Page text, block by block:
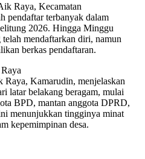
Raya, Kecamatan
pendaftar terbanyak dalam
2026. Hingga Minggu
mendaftarkan diri, namun
berkas pendaftaran.
Raya, Kamarudin, menjelaskan
latar belakang beragam, mulai
BPD, mantan anggota DPRD,
menunjukkan tingginya minat
kepemimpinan desa.